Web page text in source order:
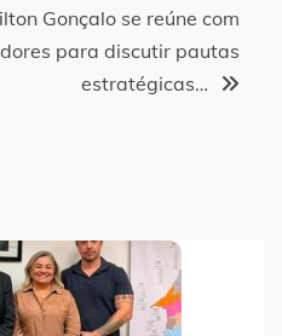
Gonçalo se reúne com
para discutir pautas
estratégicas…